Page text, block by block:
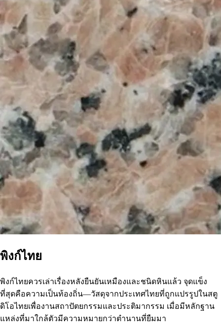
พิงก์ไทย
พิงก์ไทยควรเล่าเรื่องหลังยืนยันเหมืองและชนิดหินแล้ว จุดแข็ง
ที่สุดคือความเป็นท้องถิ่น—วัสดุจากประเทศไทยที่ถูกแปรรูปในสตู
ดิโอไทยเพื่องานสถาปัตยกรรมและประติมากรรม เมื่อมีหลักฐาน
แหล่งที่มาใกล้ตัวมีความหมายกว่าตำนานที่ยืมมา